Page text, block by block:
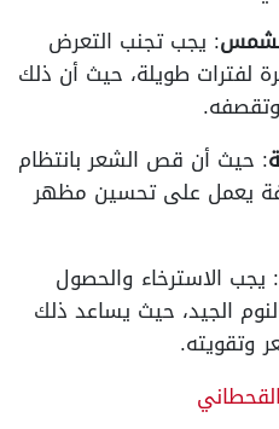
: يجب تجنب التعرض
لفترات طويلة، حيث أن ذلك
: حيث أن قص الشعر بانتظام
يعمل على تحسين مظهر
: يجب الاسترخاء والحصول
الجيد، حيث يساعد ذلك
وتقويته.